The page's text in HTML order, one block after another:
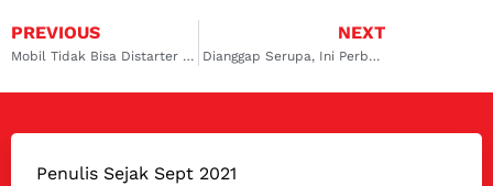
PREVIOUS
Mobil Tidak Bisa Distarter Tapi Lampu Menyala? Ini Penyebab Utamanya!
NEXT
Dianggap Serupa, Ini Perbedaan Evaporator dan Kondensor
Penulis Sejak Sept 2021